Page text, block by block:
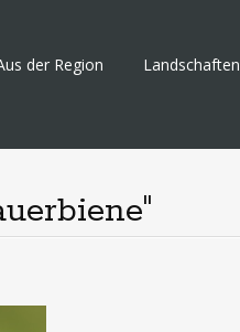
der Region Landschaften